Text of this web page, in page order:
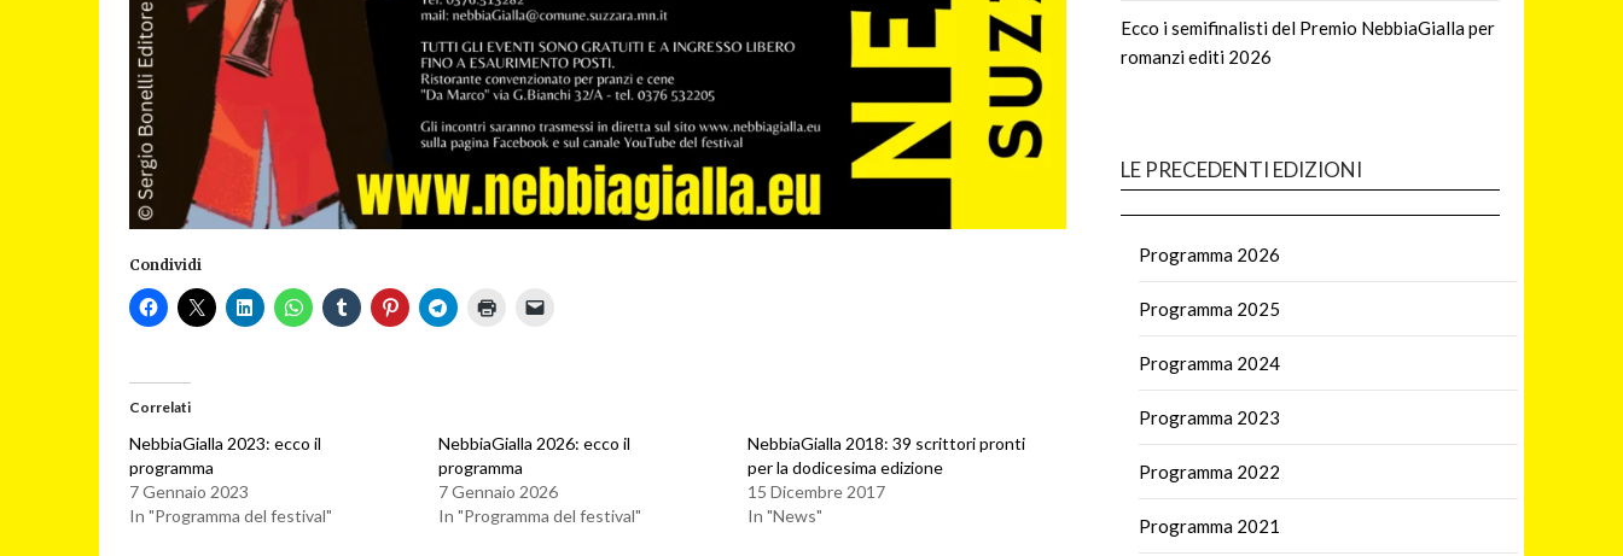
Condividi
Correlati
NebbiaGialla 2023: ecco il
programma
7 Gennaio 2023
In "Programma del festival"
NebbiaGialla 2026: ecco il
programma
7 Gennaio 2026
In "Programma del festival"
NebbiaGialla 2018: 39 scrittori pronti
per la dodicesima edizione
15 Dicembre 2017
In "News"
Ecco i semifinalisti del Premio NebbiaGialla per
romanzi editi 2026
LE PRECEDENTI EDIZIONI
Programma 2026
Programma 2025
Programma 2024
Programma 2023
Programma 2022
Programma 2021